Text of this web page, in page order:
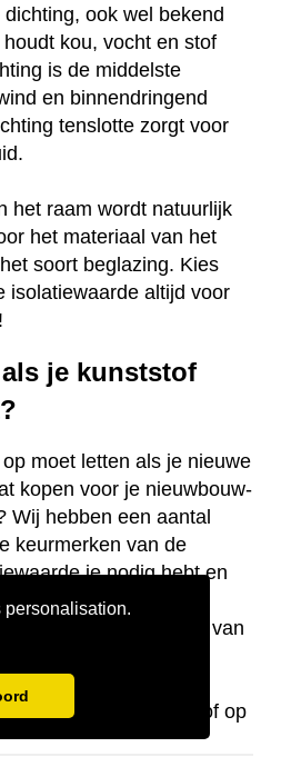
personalisation.
ook wel bekend
kou, vocht en stof
is de middelste
en binnendringend
tenslotte zorgt voor
het raam wordt natuurlijk
het materiaal van het
soort beglazing. Kies
isolatiewaarde altijd voor
je kunststof
moet letten als je nieuwe
kopen voor je nieuwbouw-
Wij hebben een aantal
keurmerken van de
je nodig hebt en
plaatsen zijn
bij de aanschaf van
kozijnen van kunststof op